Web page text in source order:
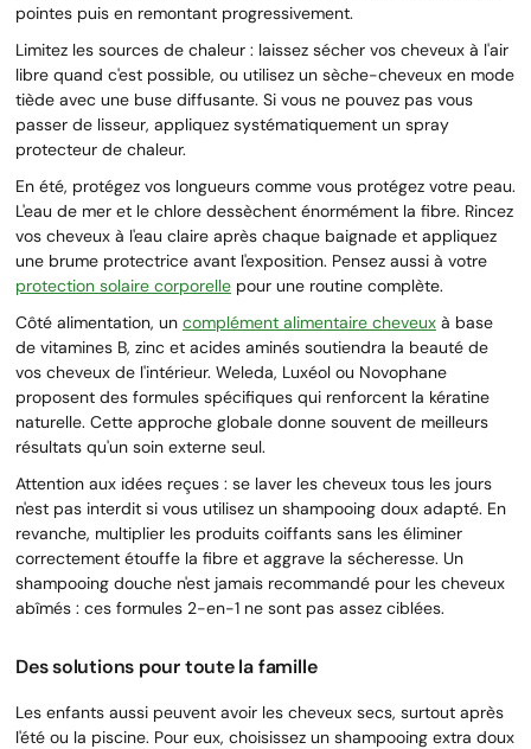
pointes puis en remontant progressivement.
Limitez les sources de chaleur : laissez sécher vos cheveux à l'air
libre quand c'est possible, ou utilisez un sèche-cheveux en mode
tiède avec une buse diffusante. Si vous ne pouvez pas vous
passer de lisseur, appliquez systématiquement un spray
protecteur de chaleur.
En été, protégez vos longueurs comme vous protégez votre peau.
L'eau de mer et le chlore dessèchent énormément la fibre. Rincez
vos cheveux à l'eau claire après chaque baignade et appliquez
une brume protectrice avant l'exposition. Pensez aussi à votre
protection solaire corporelle pour une routine complète.
Côté alimentation, un complément alimentaire cheveux à base
de vitamines B, zinc et acides aminés soutiendra la beauté de
vos cheveux de l'intérieur. Weleda, Luxéol ou Novophane
proposent des formules spécifiques qui renforcent la kératine
naturelle. Cette approche globale donne souvent de meilleurs
résultats qu'un soin externe seul.
Attention aux idées reçues : se laver les cheveux tous les jours
n'est pas interdit si vous utilisez un shampooing doux adapté. En
revanche, multiplier les produits coiffants sans les éliminer
correctement étouffe la fibre et aggrave la sécheresse. Un
shampooing douche n'est jamais recommandé pour les cheveux
abîmés : ces formules 2-en-1 ne sont pas assez ciblées.
Des solutions pour toute la famille
Les enfants aussi peuvent avoir les cheveux secs, surtout après
l'été ou la piscine. Pour eux, choisissez un shampooing extra doux